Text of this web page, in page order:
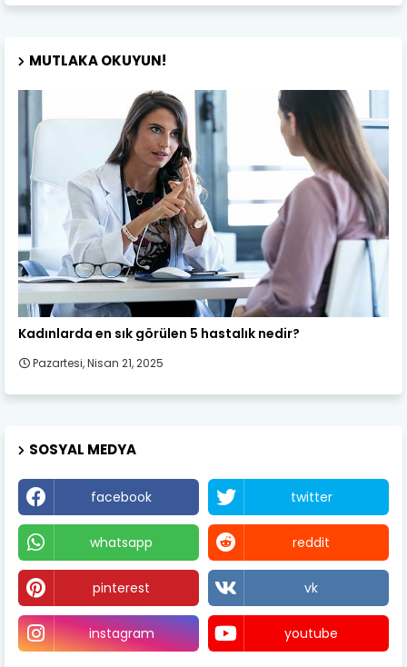
MUTLAKA OKUYUN!
Kadın Sağlığı
Kadınlarda en sık görülen 5 hastalık nedir?
Pazartesi, Nisan 21, 2025
SOSYAL MEDYA
facebook twitter
whatsapp reddit
pinterest vk
instagram youtube